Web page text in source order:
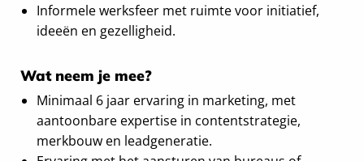
Informele werksfeer met ruimte voor initiatief,
ideeën en gezelligheid.
Wat neem je mee?
Minimaal 6 jaar ervaring in marketing, met
aantoonbare expertise in contentstrategie,
merkbouw en leadgeneratie.